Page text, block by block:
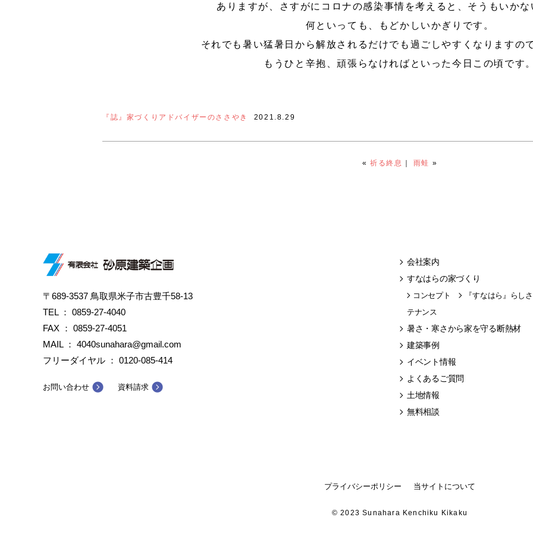
ありますが、さすがにコロナの感染事情を考えると、そうもいかな
何といっても、もどかしいかぎりです。
それでも暑い猛暑日から解放されるだけでも過ごしやすくなりますの
もうひと辛抱、頑張らなければといった今日この頃です。
『誌』家づくりアドバイザーのささやき 2021.8.29
«祈る終息 ｜ 雨蛙 »
〒689-3537 鳥取県米子市古豊千58-13
TEL ： 0859-27-4040
FAX ： 0859-27-4051
MAIL ： 4040sunahara@gmail.com
フリーダイヤル ： 0120-085-414
お問い合わせ 資料請求
会社案内
すなはらの家づくり
コンセプト 『すなはら』らしさ
テナンス
暑さ・寒さから家を守る断熱材
建築事例
イベント情報
よくあるご質問
土地情報
無料相談
プライバシーポリシー 当サイトについて
© 2023 Sunahara Kenchiku Kikaku